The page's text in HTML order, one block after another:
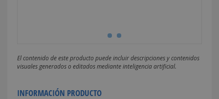
El contenido de este producto puede incluir descripciones y contenidos
visuales generados o editados mediante inteligencia artificial.
INFORMACIÓN PRODUCTO